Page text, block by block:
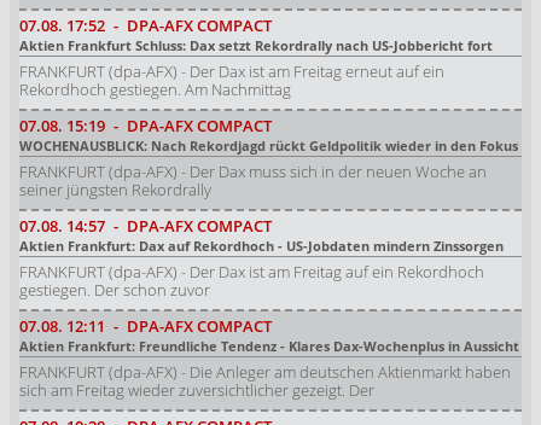
07.08. 17:52 - DPA-AFX COMPACT
Aktien Frankfurt Schluss: Dax setzt Rekordrally nach US-Jobbericht fort
FRANKFURT (dpa-AFX) - Der Dax ist am Freitag erneut auf ein
Rekordhoch gestiegen. Am Nachmittag
07.08. 15:19 - DPA-AFX COMPACT
WOCHENAUSBLICK: Nach Rekordjagd rückt Geldpolitik wieder in den Fokus
FRANKFURT (dpa-AFX) - Der Dax muss sich in der neuen Woche an
seiner jüngsten Rekordrally
07.08. 14:57 - DPA-AFX COMPACT
Aktien Frankfurt: Dax auf Rekordhoch - US-Jobdaten mindern Zinssorgen
FRANKFURT (dpa-AFX) - Der Dax ist am Freitag auf ein Rekordhoch
gestiegen. Der schon zuvor
07.08. 12:11 - DPA-AFX COMPACT
Aktien Frankfurt: Freundliche Tendenz - Klares Dax-Wochenplus in Aussicht
FRANKFURT (dpa-AFX) - Die Anleger am deutschen Aktienmarkt haben
sich am Freitag wieder zuversichtlicher gezeigt. Der